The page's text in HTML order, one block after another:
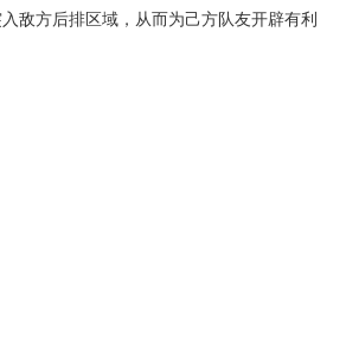
敌方后排区域，从而为己方队友开辟有利